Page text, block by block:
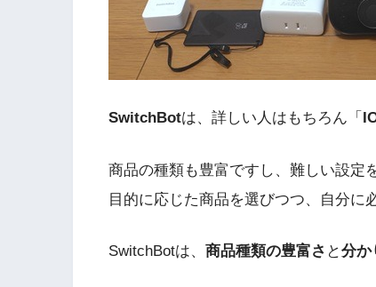
SwitchBotは、詳しい人はもちろん「
商品の種類も豊富ですし、難しい設定
目的に応じた商品を選びつつ、自分に
SwitchBotは、 商品種類の豊富さ と分か